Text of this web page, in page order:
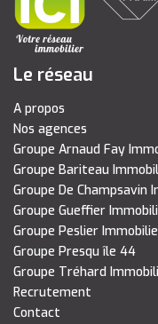
Le réseau
A propos
Nos agences
Groupe Arnaud Fay
Groupe Bariteau
Groupe De Champsavin
Groupe Gueffier
Groupe Peslier
Groupe Presqu île 44
Groupe Tréhard
Recrutement
Contact